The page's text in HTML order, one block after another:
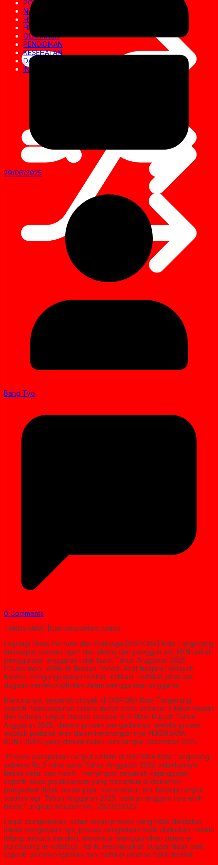
POLITIK
NUSANTARA
HUKRIM
HIBURAN
OLAHRAGA
PENDIDIKAN
KESEHATAN
DAERAH
INVESTIGASI
29/06/2025
Bang Tyo
0 Comments
TANGERANG||Cakranusantara.online –
Lagi lagi Dinas Pemuda dan Olahraga [DISPORA] Kota Tangerang
mendapat sorotan tajam dari aktivis dan penggiat anti KKN terkait
penggunaan anggaran tidak lazim Tahun Anggaran 2025.
Ir.Guzermon, BPAN-RI [Badan Peneliti Aset Negara] Wilayah
Banten mengungkapkan terlihat indikasi mufakat jahat dan
dugaan persekongkolan dalam penggunaan anggaran.
Menurutnya, sejumlah proyek di DISPORA Kota Tangerang
seperti Pembangunan sarana motor cross sebesar 3 Miliar Rupiah
dan belanja rumput stadion sebesar 6,9 Miliar Rupiah Tahun
Anggaran 2025, dimana proses pengadannya melalui proses
ektalok padahal jelas dalam keterangan nya PEKERJAAN
KONTRUKSI yang dimulai bulan Juni sampai Desember 2025.
“Proyek pengadaan rumput sintetis di DISPORA Kota Tangerang
sebesar Rp.5 miliar pada Tahun Anggaran 2024 sebelumnya
belum kelar dan masih menyimpan sejumlah kejanggalan,
seperti lokasi pelaksanaan yang tercantum di dokumen
pengadaan tidak sesuai juga nomenklatur, kini belanja rumput
stadion lagi Tahun Anggaran 2025, bahkan anggara nya lebih
besar,” ungkap Ir.Guzermon, [28/06/2025].
Lanjut diungkapkan, selain lokasi proyek yang tidak diketahui
lokasi pengerjaan nya, proses pengadaan tidak dilakukan melalui
lelang terbuka (tender), melainkan menggunakan sistem e-
purchasing (e-katalog). Hal itu menimbulkan dugaan tidak baik
seperti persekongkolan dan mufakat jahat semakin terlihat.